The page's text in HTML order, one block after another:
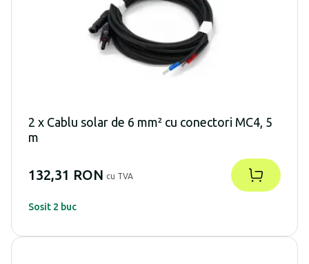
2 x Cablu solar de 6 mm² cu conectori MC4, 5
m
132,31 RON cu TVA
Sosit 2 buc